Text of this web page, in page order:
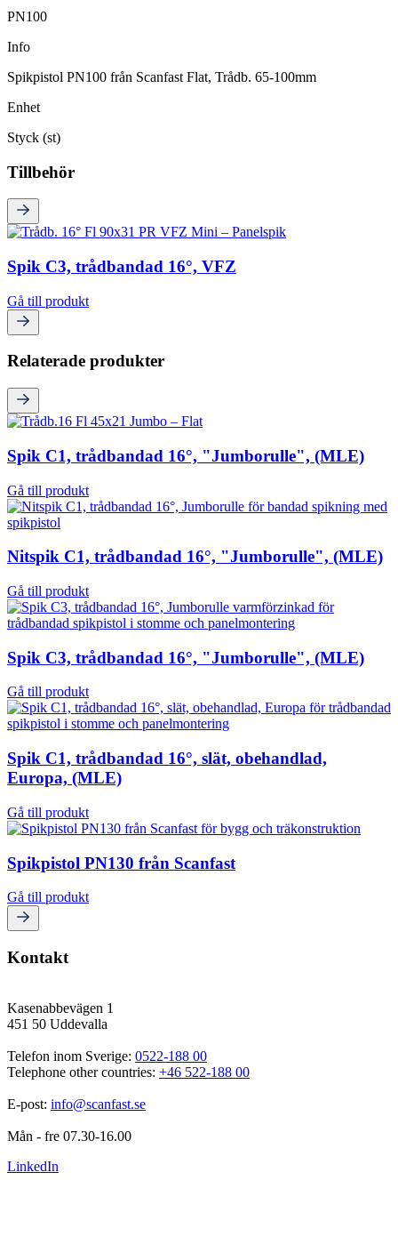
PN100
Info
Spikpistol PN100 från Scanfast Flat, Trådb. 65-100mm
Enhet
Styck (st)
Tillbehör
Spik C3, trådbandad 16°, VFZ
Gå till produkt
Relaterade produkter
Spik C1, trådbandad 16°, "Jumborulle", (MLE)
Gå till produkt
Nitspik C1, trådbandad 16°, "Jumborulle", (MLE)
Gå till produkt
Spik C3, trådbandad 16°, "Jumborulle", (MLE)
Gå till produkt
Spik C1, trådbandad 16°, slät, obehandlad,
Europa, (MLE)
Gå till produkt
Spikpistol PN130 från Scanfast
Gå till produkt
Kontakt
Kasenabbevägen 1
451 50 Uddevalla
Telefon inom Sverige: 0522-188 00
Telephone other countries: +46 522-188 00
E-post: info@scanfast.se
Mån - fre 07.30-16.00
LinkedIn